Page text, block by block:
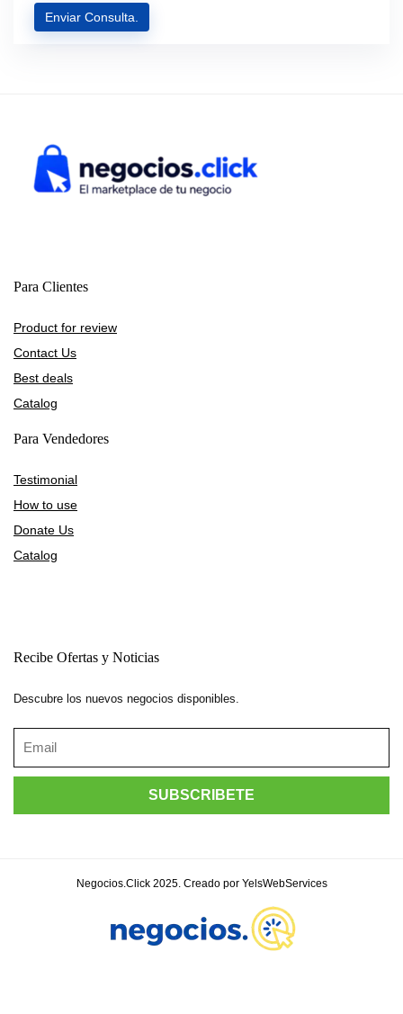
Para Clientes
Product for review
Contact Us
Best deals
Catalog
Para Vendedores
Testimonial
How to use
Donate Us
Catalog
Recibe Ofertas y Noticias
Descubre los nuevos negocios disponibles.
Negocios.Click 2025. Creado por YelsWebServices